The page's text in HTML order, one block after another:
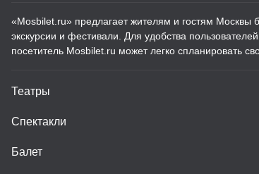
«Mosbilet.ru» предлагает жителям и гостям Москвы
экскурсии и фестивали. Для удобства
посетитель Mosbilet.ru может легко спланировать
Театры
Спектакли
Балет